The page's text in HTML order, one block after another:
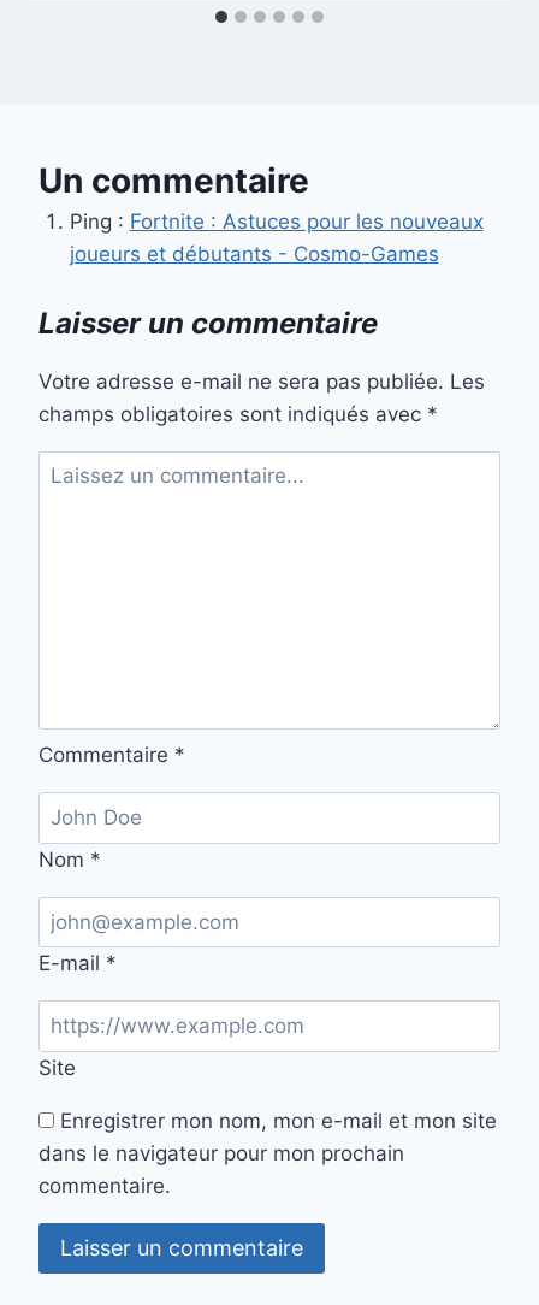
Un commentaire
Ping : Fortnite : Astuces pour les nouveaux
joueurs et débutants - Cosmo-Games
Laisser un commentaire
Votre adresse e-mail ne sera pas publiée. Les
champs obligatoires sont indiqués avec *
Commentaire *
Nom *
E-mail *
Site
Enregistrer mon nom, mon e-mail et mon site
dans le navigateur pour mon prochain
commentaire.